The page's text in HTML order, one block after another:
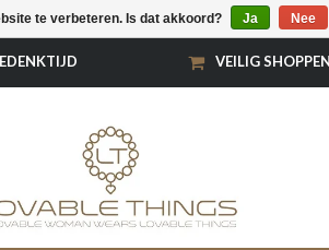
VEILIG
te verbeteren. Is dat akkoord? Ja Nee